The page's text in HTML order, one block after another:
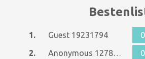
1. Guest 19231794
2.
Anonymous 1278679